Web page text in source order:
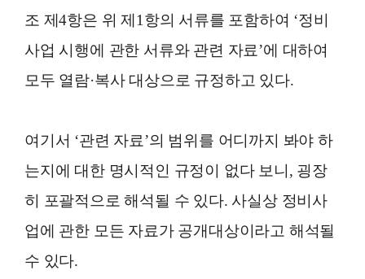
조 제4항은 위 제1항의 서류를 포함하여 ‘정비
사업 시행에 관한 서류와 관련 자료’에 대하여
모두 열람·복사 대상으로 규정하고 있다.
여기서 ‘관련 자료’의 범위를 어디까지 봐야 하
는지에 대한 명시적인 규정이 없다 보니, 굉장
히 포괄적으로 해석될 수 있다. 사실상 정비사
업에 관한 모든 자료가 공개대상이라고 해석될
수 있다.